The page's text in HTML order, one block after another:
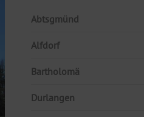
Abtsgmünd
Alfdorf
Bartholomä
Durlangen